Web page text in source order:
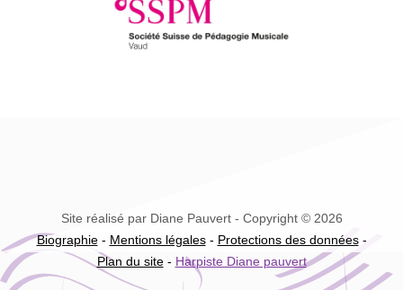
Site réalisé par Diane Pauvert - Copyright © 2026
Biographie- Mentions légales- Protections des données-
Plan du site- Harpiste Diane pauvert